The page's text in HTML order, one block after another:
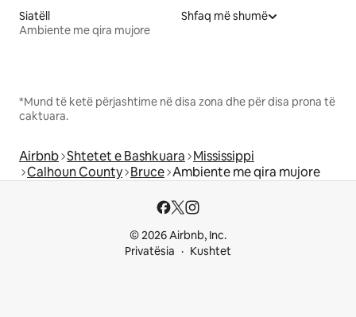
Siatëll
Ambiente me qira mujore
Shfaq më shumë
*Mund të ketë përjashtime në disa zona dhe për disa prona të
caktuara.
Airbnb Shtetet e Bashkuara Mississippi
Calhoun County Bruce Ambiente me qira mujore
© 2026 Airbnb, Inc.
Privatësia
Kushtet